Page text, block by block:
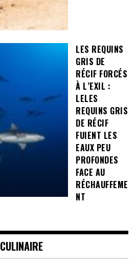
LES REQUINS
GRIS DE
RÉCIF FORCÉS
À L’EXIL :
LELES
REQUINS GRIS
DE RÉCIF
FUIENT LES
EAUX PEU
PROFONDES
FACE AU
RÉCHAUFFEME
NT
CULINAIRE